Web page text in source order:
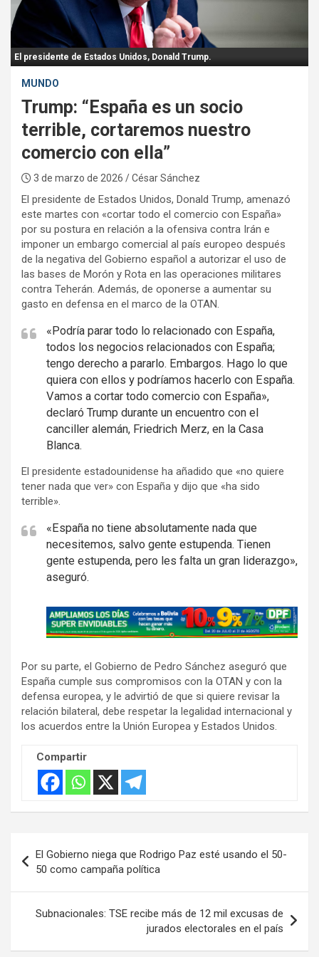
El presidente de Estados Unidos, Donald Trump.
MUNDO
Trump: “España es un socio
terrible, cortaremos nuestro
comercio con ella”
3 de marzo de 2026 / César Sánchez
El presidente de Estados Unidos, Donald Trump, amenazó
este martes con «cortar todo el comercio con España»
por su postura en relación a la ofensiva contra Irán e
imponer un embargo comercial al país europeo después
de la negativa del Gobierno español a autorizar el uso de
las bases de Morón y Rota en las operaciones militares
contra Teherán. Además, de oponerse a aumentar su
gasto en defensa en el marco de la OTAN.
«Podría parar todo lo relacionado con España,
todos los negocios relacionados con España;
tengo derecho a pararlo. Embargos. Hago lo que
quiera con ellos y podríamos hacerlo con España.
Vamos a cortar todo comercio con España»,
declaró Trump durante un encuentro con el
canciller alemán, Friedrich Merz, en la Casa
Blanca.
El presidente estadounidense ha añadido que «no quiere
tener nada que ver» con España y dijo que «ha sido
terrible».
«España no tiene absolutamente nada que
necesitemos, salvo gente estupenda. Tienen
gente estupenda, pero les falta un gran liderazgo»,
aseguró.
A
d
e
r
t
i
e
m
:
Por su parte, el Gobierno de Pedro Sánchez aseguró que
España cumple sus compromisos con la OTAN y con la
defensa europea, y le advirtió de que si quiere revisar la
relación bilateral, debe respetar la legalidad internacional y
los acuerdos entre la Unión Europea y Estados Unidos.
Compartir
de
entradas
El Gobierno niega que Rodrigo Paz esté usando el 50-
50 como campaña política
Subnacionales: TSE recibe más de 12 mil excusas de
jurados electorales en el país